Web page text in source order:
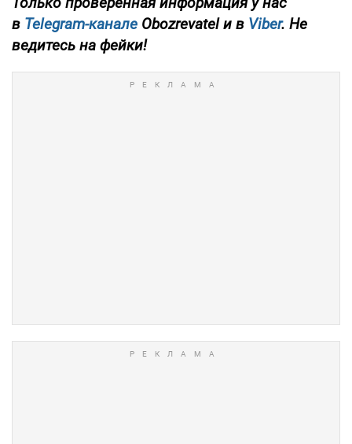
в Telegram-канале Obozrevatel и в Viber. Не
ведитесь на фейки!